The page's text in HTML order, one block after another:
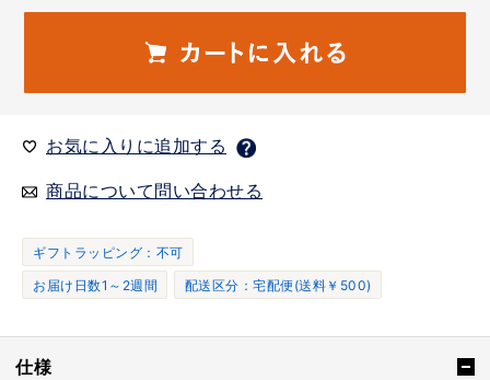
お気に入りに追加する
商品について問い合わせる
ギフトラッピング：不可
お届け日数1～2週間
配送区分：宅配便(送料￥500)
仕様